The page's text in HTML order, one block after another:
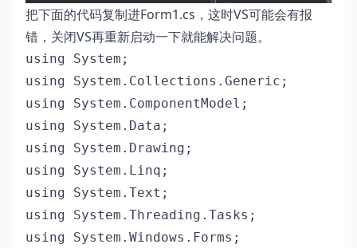
把下面的代码复制进Form1.cs，这时VS可能会有报
错，关闭VS再重新启动一下就能解决问题。
using System;
using System.Collections.Generic;
using System.ComponentModel;
using System.Data;
using System.Drawing;
using System.Linq;
using System.Text;
using System.Threading.Tasks;
using System.Windows.Forms;